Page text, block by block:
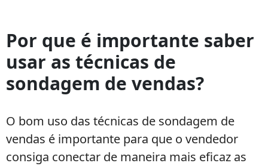
Por que é importante saber
usar as técnicas de
sondagem de vendas?
O bom uso das técnicas de sondagem de
vendas é importante para que o vendedor
consiga conectar de maneira mais eficaz as